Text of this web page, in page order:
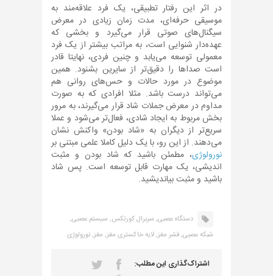
در اثر این رفتار تطبیقی، یک فرد علاقه‌مند به
موسیقی حرفه‌ای، مدت زمان زیادی در معرض
سیگنال‌های صوتی قرار می‌گیرد و بخشی که
عهده‌دار شنوایی است، به مراتب بیشتر از یک فرد
معمولی توسعه می‌یابد و چنین فردی، نهایتا قادر
است صداها را دقیق‌تر از سایرین بشنود. همین
موضوع در مورد حالات و حس‌های روانی هم
می‌تواند درست باشد. مثلا افرادی که به صورت
مداوم در معرض جملات شاد قرار می‌گیرند، به مرور
بخش مربوط به ایجاد شادی، فعال‌تر می‌شود و عملا
سریع‌تر از دیگران به «شاد بودن» واکنش نشان
می‌دهند. از این رو، با یک دلیل کاملا علمی مبتنی بر
نورولوژی، مطمئن باشید که شاد بودن و مثبت
اندیشی، یک مهارت قابل توسعه است. پس شاد
باشید و مثبت بیاندیشید.
دستگاه عصبی, سربرال کورتکس, سیستم عصبی,
شبکه عصبی,قشر مغز,لایه خاکستری مغز, مغز,نورولوژی
اشتراک‌گذاری این مطلب: